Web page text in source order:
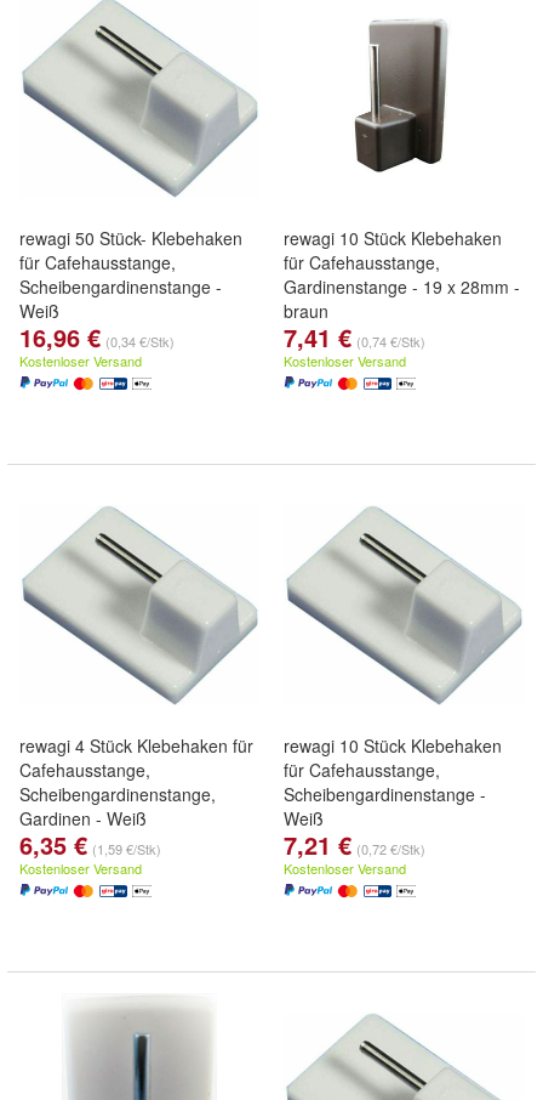
rewagi 50 Stück- Klebehaken
für Cafehausstange,
Scheibengardinenstange -
Weiß
16,96 € (0,34 €/Stk)
Kostenloser Versand
rewagi 10 Stück Klebehaken
für Cafehausstange,
Gardinenstange - 19 x 28mm -
braun
7,41 € (0,74 €/Stk)
Kostenloser Versand
rewagi 4 Stück Klebehaken für
Cafehausstange,
Scheibengardinenstange,
Gardinen - Weiß
6,35 € (1,59 €/Stk)
Kostenloser Versand
rewagi 10 Stück Klebehaken
für Cafehausstange,
Scheibengardinenstange -
Weiß
7,21 € (0,72 €/Stk)
Kostenloser Versand